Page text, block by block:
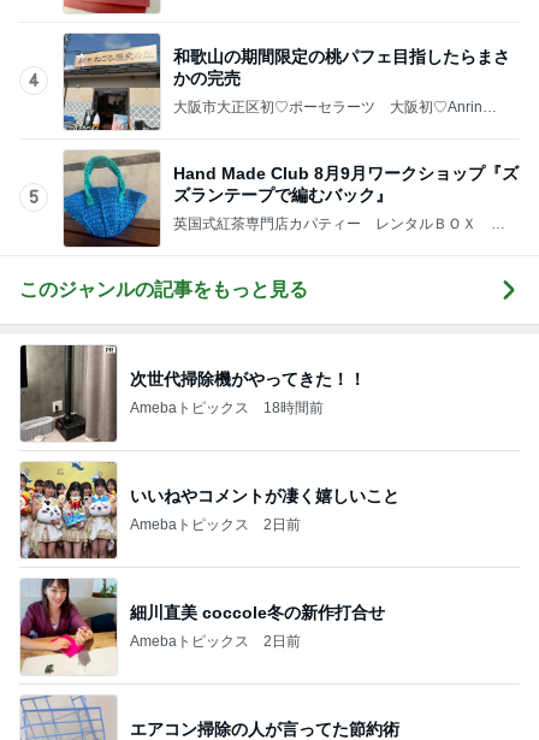
4
和歌山の期間限定の桃パフェ目指したらまさ
かの完売
大阪市大正区初♡ポーセラーツ 大阪初♡AnrinA
5
Hand Made Club 8月9月ワークショップ『ズ
ズランテープで編むバック』
英国式紅茶専門店カパティー レンタルＢＯＸ －
このジャンルの記事をもっと見る
次世代掃除機がやってきた！！
Amebaトピックス 18時間前
いいねやコメントが凄く嬉しいこと
Amebaトピックス 2日前
細川直美 coccole冬の新作打合せ
Amebaトピックス 2日前
エアコン掃除の人が言ってた節約術